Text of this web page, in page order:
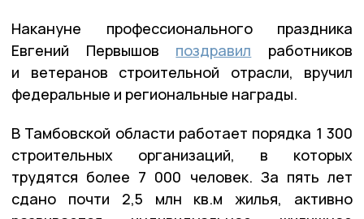
Накануне профессионального праздника
Евгений Первышов поздравил работников
и ветеранов строительной отрасли, вручил
федеральные и региональные награды.
В Тамбовской области работает порядка 1 300
строительных организаций, в которых
трудятся более 7 000 человек. За пять лет
сдано почти 2,5 млн кв.м жилья, активно